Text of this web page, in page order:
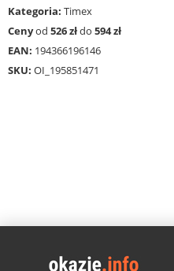
Kategoria: Timex
Cenyod 526 złdo 594 zł
EAN: 194366196146
SKU: OI_195851471